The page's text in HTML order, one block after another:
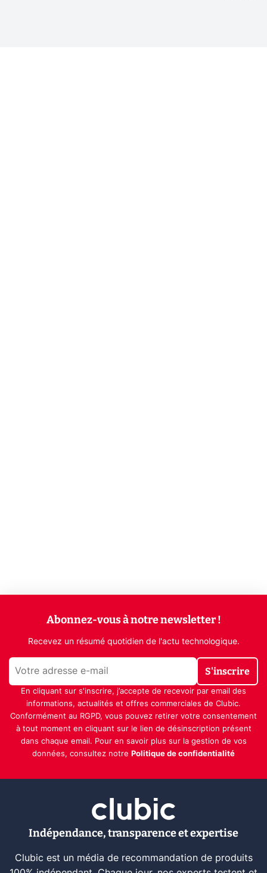
Abonnez-vous à notre newsletter !
Recevez un résumé quotidien de l'actu technologique.
S'inscrire
En cliquant sur s'inscrire, j’accepte de recevoir par email des
informations, actualités et offres commerciales de Clubic.
Conformément au RGPD, vous pouvez retirer votre consentement
à tout moment en cliquant sur le lien de désinscription présent
dans chaque email. Pour en savoir plus sur la gestion de vos
données, consultez notre Politique de confidentialité
Indépendance, transparence et expertise
Clubic est un média de recommandation de produits